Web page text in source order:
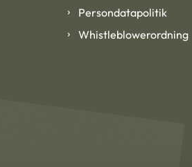
Persondatapolitik
Whistleblowerordning